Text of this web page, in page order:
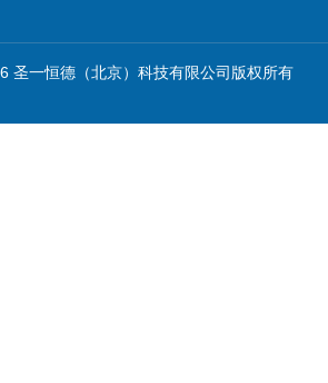
圣一恒德（北京）科技有限公司版权所有